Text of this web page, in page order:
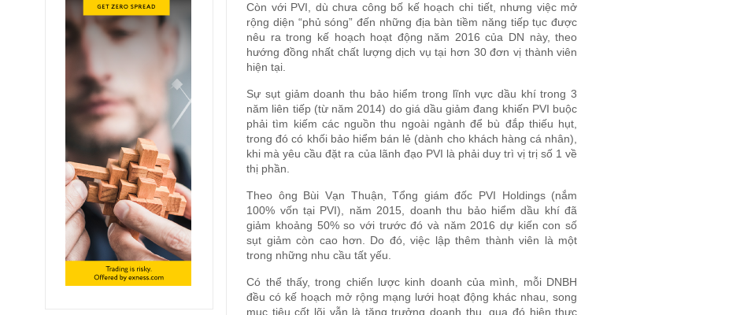
Còn với PVI, dù chưa công bố kế hoạch chi tiết, nhưng việc mở
rộng diện “phủ sóng” đến những địa bàn tiềm năng tiếp tục được
nêu ra trong kế hoạch hoạt động năm 2016 của DN này, theo
hướng đồng nhất chất lượng dịch vụ tại hơn 30 đơn vị thành viên
hiện tại.
Sự sụt giảm doanh thu bảo hiểm trong lĩnh vực dầu khí trong 3
năm liên tiếp (từ năm 2014) do giá dầu giảm đang khiến PVI buộc
phải tìm kiếm các nguồn thu ngoài ngành để bù đắp thiếu hụt,
trong đó có khối bảo hiểm bán lẻ (dành cho khách hàng cá nhân),
khi mà yêu cầu đặt ra của lãnh đạo PVI là phải duy trì vị trị số 1 về
thị phần.
Theo ông Bùi Vạn Thuận, Tổng giám đốc PVI Holdings (nắm
100% vốn tại PVI), năm 2015, doanh thu bảo hiểm dầu khí đã
giảm khoảng 50% so với trước đó và năm 2016 dự kiến con số
sụt giảm còn cao hơn. Do đó, việc lập thêm thành viên là một
trong những nhu cầu tất yếu.
Có thể thấy, trong chiến lược kinh doanh của mình, mỗi DNBH
đều có kế hoạch mở rộng mạng lưới hoạt động khác nhau, song
mục tiêu cốt lõi vẫn là tăng trưởng doanh thu, qua đó hiện thực